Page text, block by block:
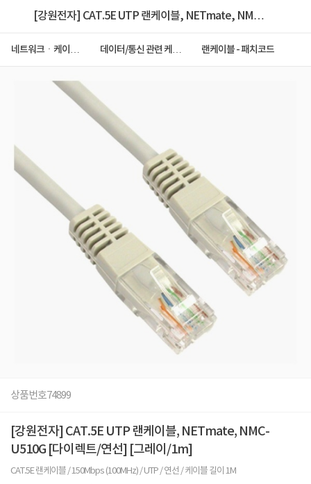
[강원전자] CAT.5E UTP 랜케이블, NETmate, NMC-
네트워크ㆍ케이블
데이터/통신 관련 케이
랜케이블 - 패치코드
상품번호74899
[강원전자] CAT.5E UTP 랜케이블, NETmate, NMC-
U510G [다이렉트/연선] [그레이/1m]
CAT.5E 랜케이블 / 150Mbps (100MHz) / UTP / 연선 / 케이블 길이 1M